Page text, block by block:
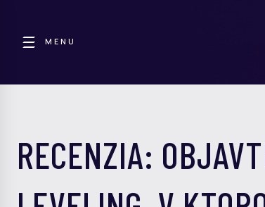
MENU
RECENZIA: